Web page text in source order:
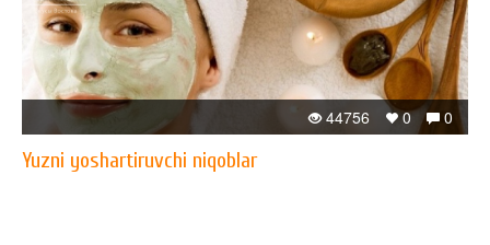
0
0
44756
Yuzni yoshartiruvchi niqoblar